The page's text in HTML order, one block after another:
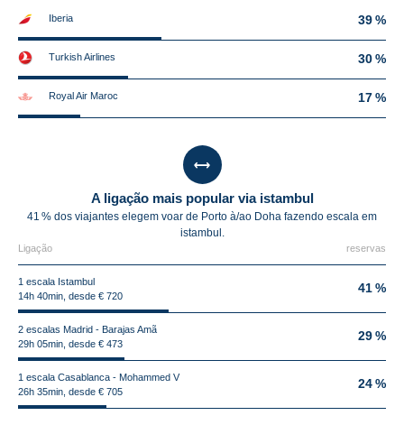
Iberia 39 %
Turkish Airlines 30 %
Royal Air Maroc 17 %
A ligação mais popular via istambul
41 % dos viajantes elegem voar de Porto à/ao Doha fazendo escala em
istambul.
Ligação reservas
1 escala Istambul
14h 40min, desde € 720
41 %
2 escalas Madrid - Barajas Amã
29h 05min, desde € 473
29 %
1 escala Casablanca - Mohammed V
26h 35min, desde € 705
24 %